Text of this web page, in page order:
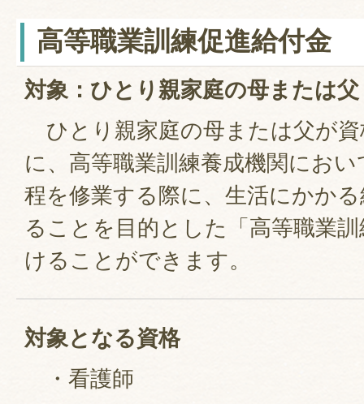
高等職業訓練促進給付金
対象：ひとり親家庭の母または父
ひとり親家庭の母または父が
に、高等職業訓練養成機関にお
程を修業する際に、生活にかか
ることを目的とした「高等職業
けることができます。
対象となる資格
・看護師